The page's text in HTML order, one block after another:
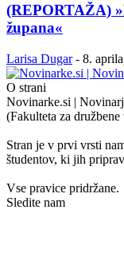
(REPORTAŽA)
župana«
Larisa Dugar - 8.
O strani
Novinarke.si |
(Fakulteta za
Stran je v prvi vrsti
študentov, ki jih
Vse pravice pridržane.
Sledite nam